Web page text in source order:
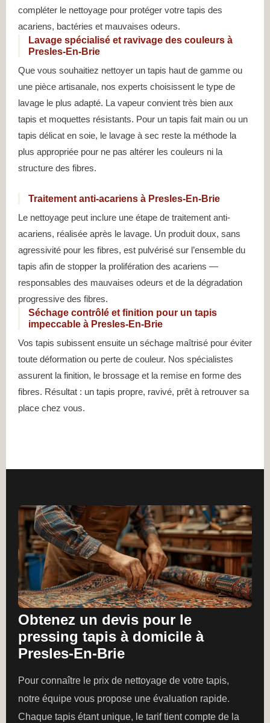
compléter le nettoyage pour protéger votre tapis des
acariens, bactéries et mauvaises odeurs.
Lavage spécialisé et ravivage des couleurs à
Presles-En-Brie
Que vous souhaitiez nettoyer un tapis haut de gamme ou
une pièce artisanale, nos experts choisissent le type de
lavage le plus adapté. La vapeur convient très bien aux
tapis et moquettes résistants. Pour un tapis fait main ou un
tapis délicat en soie, le lavage à sec reste la méthode la
plus appropriée pour ne pas altérer les couleurs ni la
structure des fibres.
Traitement anti-acariens à Presles-En-Brie
Le nettoyage peut inclure une étape de traitement anti-
acariens, réalisée après le lavage. Un produit doux, sans
agressivité pour les fibres, est pulvérisé sur l’ensemble du
tapis afin de stopper la prolifération des acariens —
responsables des mauvaises odeurs et de la dégradation
progressive des fibres.
Séchage contrôlé et finition pour un tapis
impeccable à Presles-En-Brie
Vos tapis subissent ensuite un séchage maîtrisé pour éviter
toute déformation ou perte de couleur. Nos spécialistes
assurent la finition, le brossage et la remise en forme des
fibres. Résultat : un tapis propre, ravivé, prêt à retrouver sa
place chez vous.
Obtenez un devis pour le
pressing tapis à domicile à
Presles-En-Brie
Pour connaître le prix de nettoyage de votre tapis,
notre équipe vous propose une évaluation rapide.
Chaque tapis étant unique, le tarif tient compte de la